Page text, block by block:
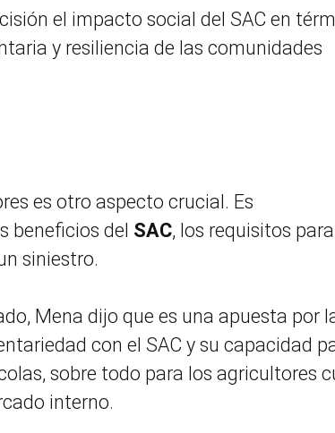
el impacto social del SAC en
y resiliencia de las comunidades
es otro aspecto crucial. Es
beneficios del SAC, los requisitos para
siniestro.
Mena dijo que es una apuesta por
con el SAC y su capacidad
sobre todo para los agricultores
interno.